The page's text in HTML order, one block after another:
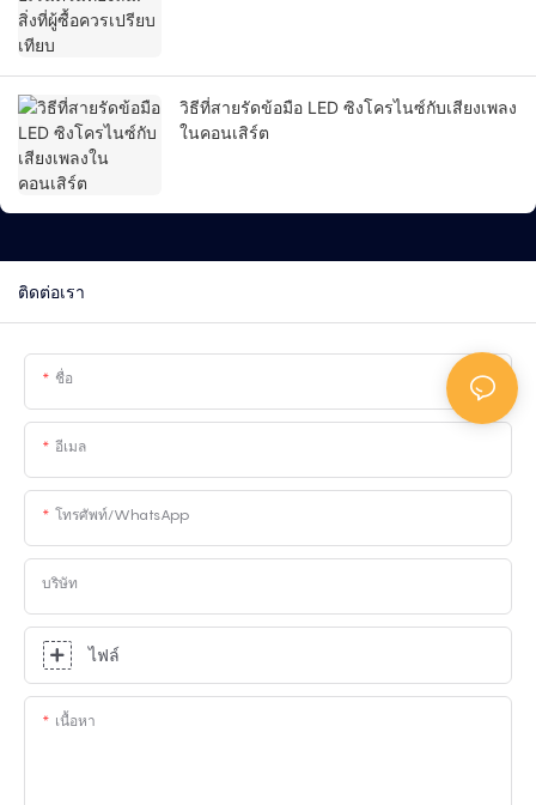
วิธีที่สายรัดข้อมือ LED ซิงโครไนซ์กับเสียงเพลง
ในคอนเสิร์ต
ติดต่อเรา
ชื่อ
อีเมล
โทรศัพท์/WhatsApp
บริษัท
ไฟล์
เนื้อหา